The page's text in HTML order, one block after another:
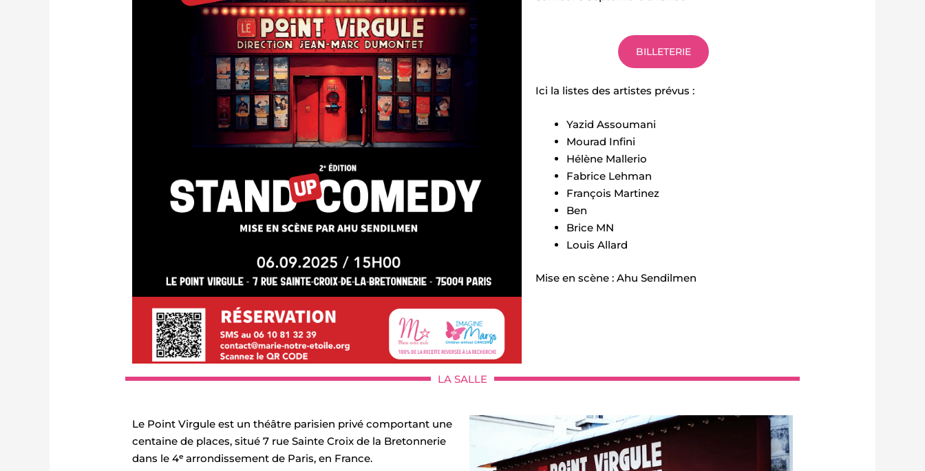
BILLETERIE
Ici la listes des artistes prévus :
Yazid Assoumani
Mourad Infini
Hélène Mallerio
Fabrice Lehman
François Martinez
Ben
Brice MN
Louis Allard
Mise en scène : Ahu Sendilmen
LA SALLE
Le Point Virgule est un théâtre parisien privé comportant une
centaine de places, situé 7 rue Sainte Croix de la Bretonnerie
dans le 4ᵉ arrondissement de Paris, en France.